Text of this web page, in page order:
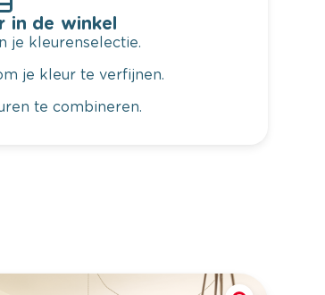
in de winkel
je kleurenselectie.
je kleur te verfijnen.
te combineren.